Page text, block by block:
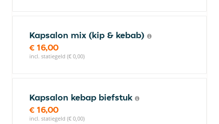
Kapsalon mix (kip & kebab)
€ 16,00
incl. statiegeld (€ 0,00)
Kapsalon kebap biefstuk
€ 16,00
incl. statiegeld (€ 0,00)